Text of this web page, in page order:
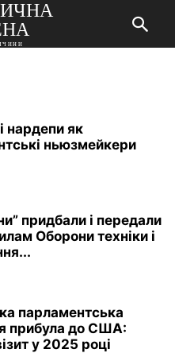
нардепи як
ньюзмейкери
придбали і передали
Оборони техніки і
парламентська
прибула до США:
у 2025 році